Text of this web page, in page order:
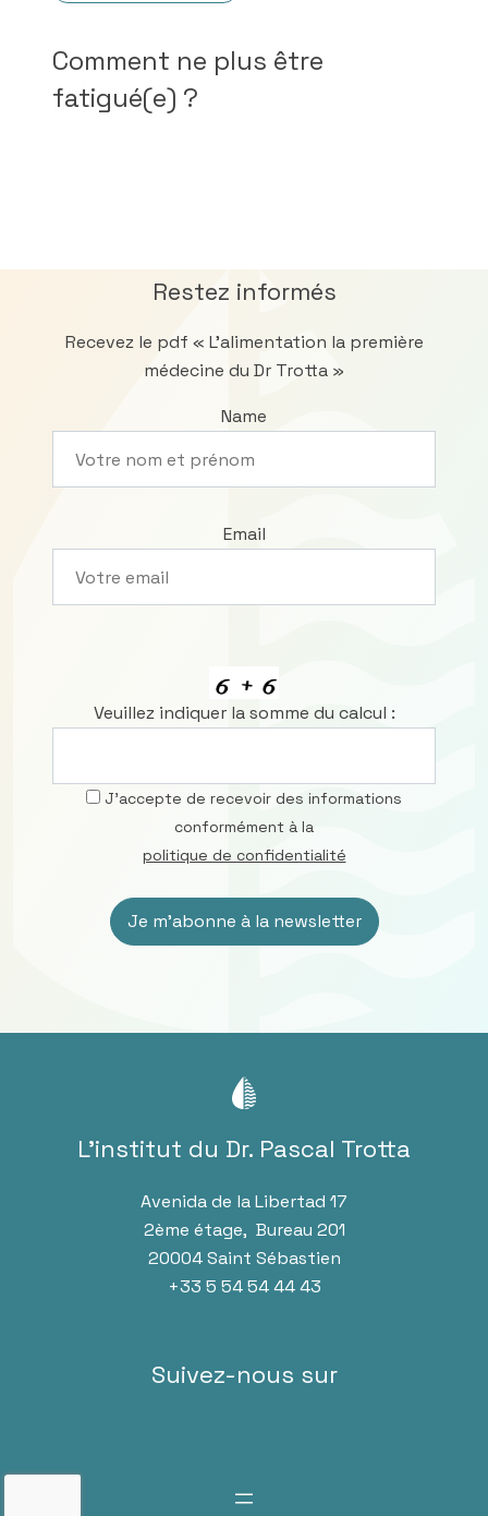
Comment ne plus être
fatigué(e) ?
Restez informés
Recevez le pdf « L’alimentation la première
médecine du Dr Trotta »
Name
Email
Veuillez indiquer la somme du calcul :
J’accepte de recevoir des informations
conformément à la
politique de confidentialité
L’institut du Dr. Pascal Trotta
Avenida de la Libertad 17
2ème étage, Bureau 201
20004 Saint Sébastien
+33 5 54 54 44 43
Suivez-nous sur